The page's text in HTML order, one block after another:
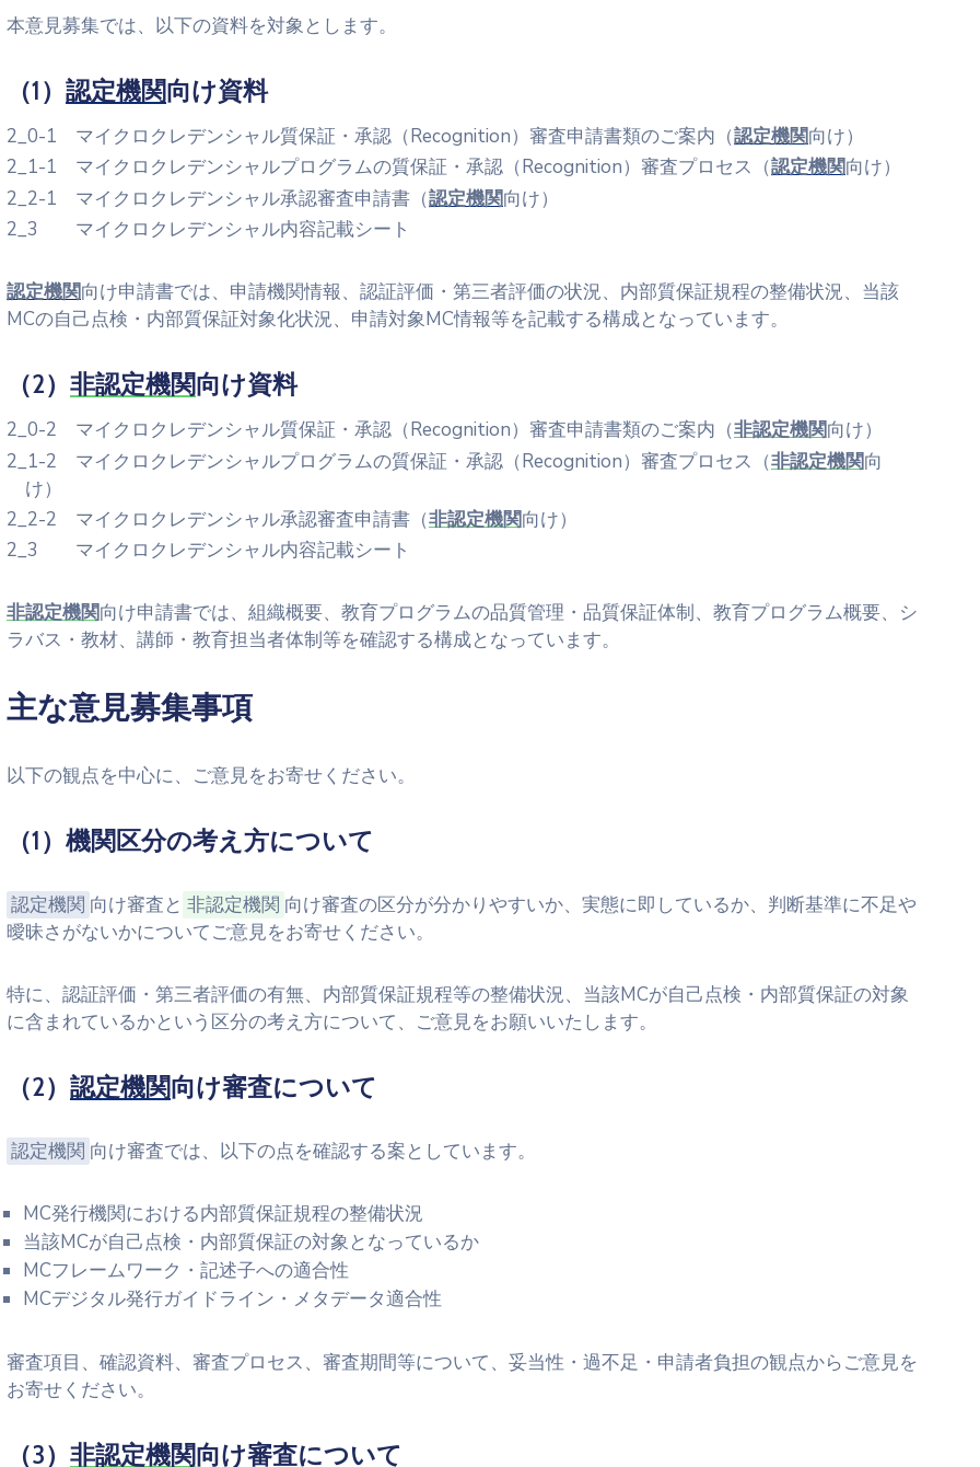
本意見募集では、以下の資料を対象とします。
（1） 認定機関向け資料
2_0-1 マイクロクレデンシャル質保証・承認（Recognition）審査申請書類のご案内（認定機関向け）
2_1-1 マイクロクレデンシャルプログラムの質保証・承認（Recognition）審査プロセス（認定機関向け）
2_2-1 マイクロクレデンシャル承認審査申請書（認定機関向け）
2_3 マイクロクレデンシャル内容記載シート
認定機関向け申請書では、申請機関情報、認証評価・第三者評価の状況、内部質保証規程の整備状況、当該
MCの自己点検・内部質保証対象化状況、申請対象MC情報等を記載する構成となっています。
（2） 非認定機関向け資料
2_0-2 マイクロクレデンシャル質保証・承認（Recognition）審査申請書類のご案内（非認定機関向け）
2_1-2 マイクロクレデンシャルプログラムの質保証・承認（Recognition）審査プロセス（非認定機関向
け）
2_2-2 マイクロクレデンシャル承認審査申請書（非認定機関向け）
2_3 マイクロクレデンシャル内容記載シート
非認定機関向け申請書では、組織概要、教育プログラムの品質管理・品質保証体制、教育プログラム概要、シ
ラバス・教材、講師・教育担当者体制等を確認する構成となっています。
主な意見募集事項
以下の観点を中心に、ご意見をお寄せください。
（1）機関区分の考え方について
認定機関 向け審査と 非認定機関 向け審査の区分が分かりやすいか、実態に即しているか、判断基準に不足や
曖昧さがないかについてご意見をお寄せください。
特に、認証評価・第三者評価の有無、内部質保証規程等の整備状況、当該MCが自己点検・内部質保証の対象
に含まれているかという区分の考え方について、ご意見をお願いいたします。
（2） 認定機関向け審査について
認定機関 向け審査では、以下の点を確認する案としています。
MC発行機関における内部質保証規程の整備状況
当該MCが自己点検・内部質保証の対象となっているか
MCフレームワーク・記述子への適合性
MCデジタル発行ガイドライン・メタデータ適合性
審査項目、確認資料、審査プロセス、審査期間等について、妥当性・過不足・申請者負担の観点からご意見を
お寄せください。
（3） 非認定機関向け審査について